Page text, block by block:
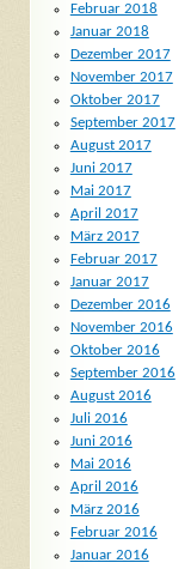
Februar 2018
Januar 2018
Dezember 2017
November 2017
Oktober 2017
September 2017
August 2017
Juni 2017
Mai 2017
April 2017
März 2017
Februar 2017
Januar 2017
Dezember 2016
November 2016
Oktober 2016
September 2016
August 2016
Juli 2016
Juni 2016
Mai 2016
April 2016
März 2016
Februar 2016
Januar 2016